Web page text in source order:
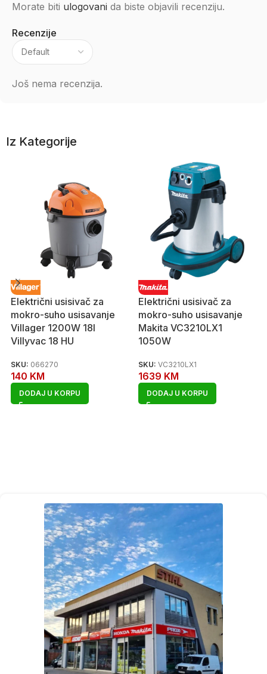
Recenzije
Još nema recenzija.
Morate biti ulogovani da biste objavili recenziju.
Iz Kategorije
Električni usisivač za
mokro-suho usisavanje
Villager 1200W 18l
Villyvac 18 HU
SKU: 066270
140 KM
DODAJ U KORPU
Električni usisivač za
mokro-suho usisavanje
Makita VC3210LX1
1050W
SKU: VC3210LX1
1639 KM
DODAJ U KORPU